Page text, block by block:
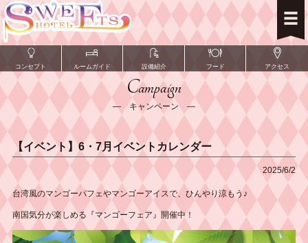
コンセプト ルームガイド 設備紹介 フード アクセス
Campaign
― キャンペーン ―
【イベント】6・7月イベントカレンダー
2025/6/2
台湾風のマンゴーパフェやマンゴーアイスで、ひんやり涼もう♪
南国気分が楽しめる『マンゴーフェア』開催中！